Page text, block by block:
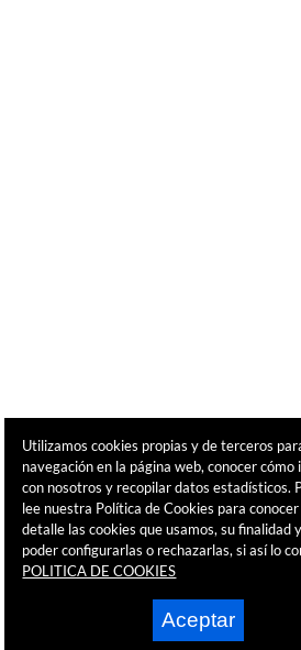
Utilizamos cookies propias y de terceros
navegación en la página web, conocer cómo
con nosotros y recopilar datos estadísticos.
lee nuestra Política de Cookies para
detalle las cookies que usamos, su finalidad
poder configurarlas o rechazarlas, si así lo
POLITICA DE COOKIES
Aceptar